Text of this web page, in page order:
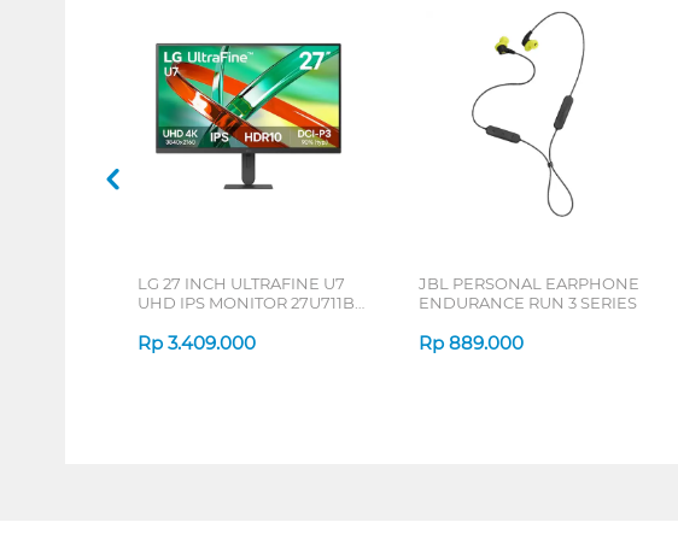
LG 27 INCH ULTRAFINE U7
UHD IPS MONITOR 27U711B-
Rp 3.409.000
JBL PERSONAL EARPHONE
ENDURANCE RUN 3 SERIES
Rp 889.000